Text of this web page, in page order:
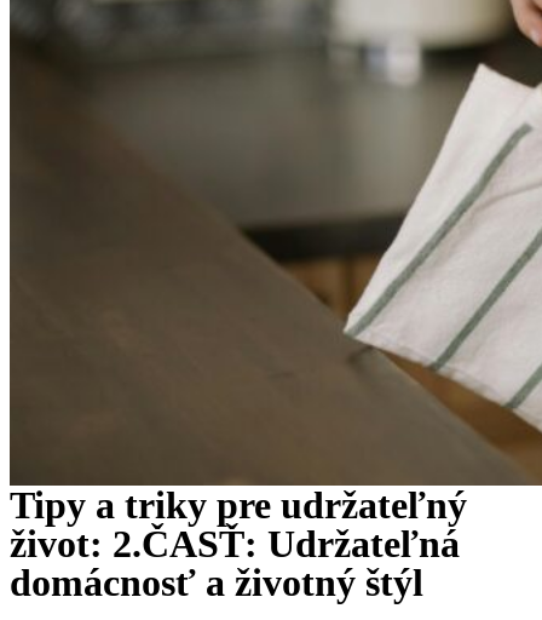
Tipy a triky pre udržateľný
život: 2.ČASŤ: Udržateľná
domácnosť a životný štýl